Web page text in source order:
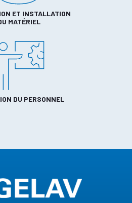
ET INSTALLATION
MATÉRIEL
DU PERSONNEL